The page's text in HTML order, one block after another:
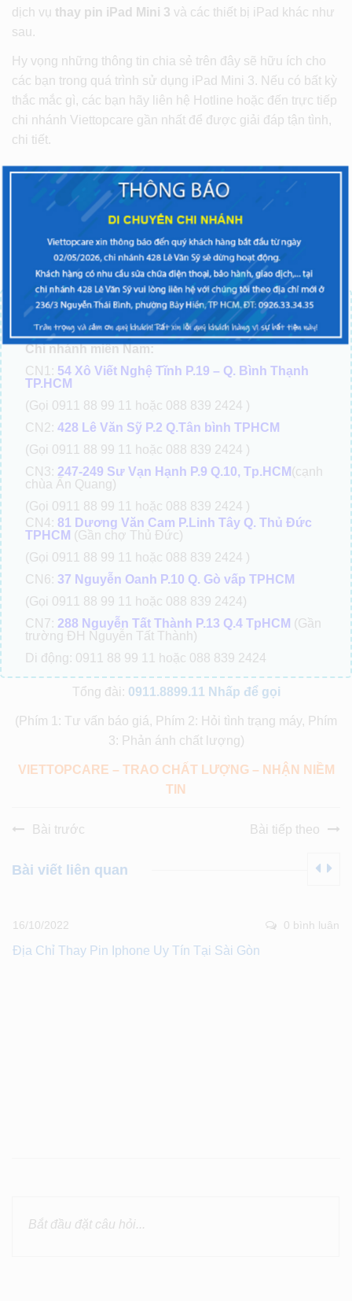
dịch vụ thay pin iPad Mini 3 và các thiết bị iPad khác như
sau.
Hy vọng những thông tin chia sẻ trên đây sẽ hữu ích cho
các bạn trong quá trình sử dụng iPad Mini 3. Nếu có bất kỳ
thắc mắc gì, các bạn hãy liên hệ Hotline hoặc đến trực tiếp
chi nhánh Viettopcare gần nhất để được giải đáp tận tình,
chi tiết.
CHIA SẺ
ĐIỆN THOẠI BẠN GẶP VẤN ĐỀ? LIÊN HỆ NGAY!
TRUNG TÂM SỬA CHỮA ĐIỆN THOẠI VIETTOPCARE
Chi nhánh miền Bắc:
CN5:123C Thụy Khuê, Tây Hồ, Hà Nội
Chi nhánh miền Nam:
CN1: 54 Xô Viết Nghệ Tĩnh P.19 – Q. Bình Thạnh
TP.HCM
(Gọi 0911 88 99 11 hoặc 088 839 2424 )
CN2: 428 Lê Văn Sỹ P.2 Q.Tân bình TPHCM
(Gọi 0911 88 99 11 hoặc 088 839 2424 )
CN3: 247-249 Sư Vạn Hạnh P.9 Q.10, Tp.HCM (cạnh
chùa Ấn Quang)
(Gọi 0911 88 99 11 hoặc 088 839 2424 )
CN4: 81 Dương Văn Cam P.Linh Tây Q. Thủ Đức
TPHCM (Gần chợ Thủ Đức)
(Gọi 0911 88 99 11 hoặc 088 839 2424 )
CN6: 37 Nguyễn Oanh P.10 Q. Gò vấp TPHCM
(Gọi 0911 88 99 11 hoặc 088 839 2424)
CN7: 288 Nguyễn Tất Thành P.13 Q.4 TpHCM (Gần
trường ĐH Nguyễn Tất Thành)
Di động: 0911 88 99 11 hoặc 088 839 2424
Tổng đài: 0911.8899.11 Nhấp để gọi
(Phím 1: Tư vấn báo giá, Phím 2: Hỏi tình trạng máy, Phím
3: Phản ánh chất lượng)
VIETTOPCARE – TRAO CHẤT LƯỢNG – NHẬN NIỀM
TIN
Bài trước Bài tiếp theo
Bài viết liên quan
16/10/2022 0 bình luân
Địa Chỉ Thay Pin Iphone Uy Tín Tại Sài Gòn